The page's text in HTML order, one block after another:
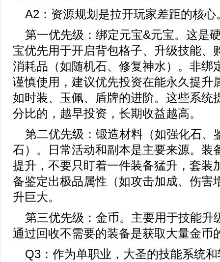
A2：资源规划是拉开玩家差距的核
第一优先级：绑定元宝&元宝。这是
宝优先用于开启背包格子、升级技能、
消耗品（如随机石、修复神水）。非绑
谨慎使用，建议优先投资在能永久提升
如时装、玉佩、盾牌的进阶。这些系统
分比的，越早投资，长期收益越高。
第二优先级：锻造材料（如强化石、
石）。日常活动和副本是主要来源。装
提升，不要只盯着一件装备猛升，套装
备鉴定出极品属性（如攻击加成、伤害
升巨大。
第三优先级：金币。主要用于技能升
通过回收不需要的装备是获取大量金币
Q3：作为单职业，大圣的技能系统